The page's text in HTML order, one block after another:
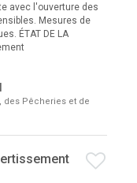
avec l'ouverture des
Mesures de
ÉTAT DE LA
des Pêcheries et de